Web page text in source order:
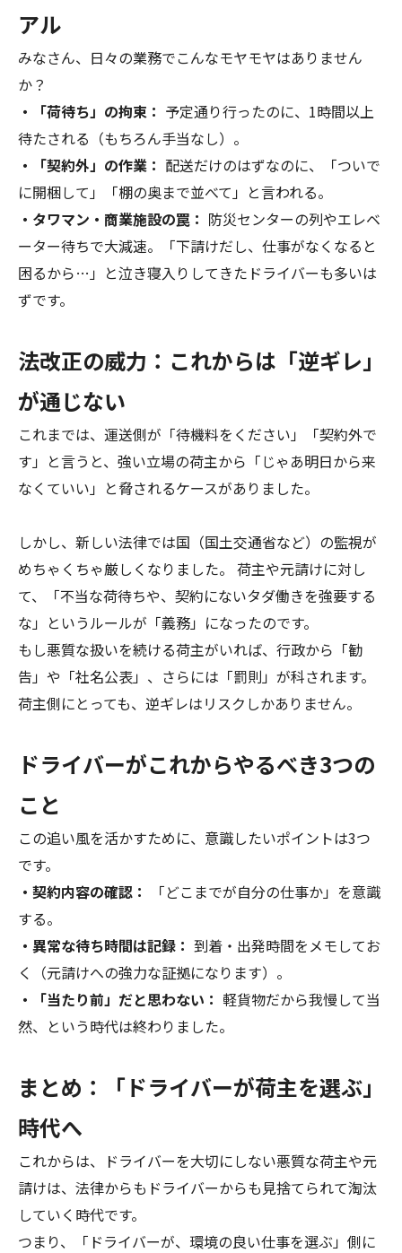
アル
みなさん、日々の業務でこんなモヤモヤはありません
か？
・「荷待ち」の拘束： 予定通り行ったのに、1時間以上
待たされる（もちろん手当なし）。
・「契約外」の作業： 配送だけのはずなのに、「ついで
に開梱して」「棚の奥まで並べて」と言われる。
・タワマン・商業施設の罠： 防災センターの列やエレベ
ーター待ちで大減速。「下請けだし、仕事がなくなると
困るから…」と泣き寝入りしてきたドライバーも多いは
ずです。
法改正の威力：これからは「逆ギレ」
が通じない
これまでは、運送側が「待機料をください」「契約外で
す」と言うと、強い立場の荷主から「じゃあ明日から来
なくていい」と脅されるケースがありました。
しかし、新しい法律では国（国土交通省など）の監視が
めちゃくちゃ厳しくなりました。 荷主や元請けに対し
て、「不当な荷待ちや、契約にないタダ働きを強要する
な」というルールが「義務」になったのです。
もし悪質な扱いを続ける荷主がいれば、行政から「勧
告」や「社名公表」、さらには「罰則」が科されます。
荷主側にとっても、逆ギレはリスクしかありません。
ドライバーがこれからやるべき3つの
こと
この追い風を活かすために、意識したいポイントは3つ
です。
・契約内容の確認：
「どこまでが自分の仕事か」を意識
する。
・異常な待ち時間は記録： 到着・出発時間をメモしてお
く（元請けへの強力な証拠になります）。
・「当たり前」だと思わない： 軽貨物だから我慢して当
然、という時代は終わりました。
まとめ：「ドライバーが荷主を選ぶ」
時代へ
これからは、ドライバーを大切にしない悪質な荷主や元
請けは、法律からもドライバーからも見捨てられて淘汰
していく時代です。
つまり、「ドライバーが、環境の良い仕事を選ぶ」側に